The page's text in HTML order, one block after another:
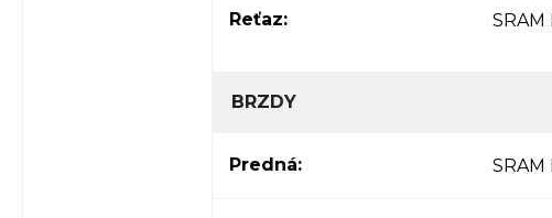
Reťaz: SRAM
BRZDY
Predná: SRAM